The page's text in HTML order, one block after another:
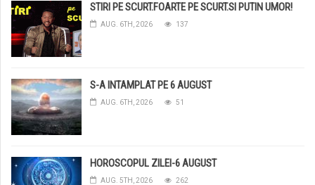
STIRI PE SCURT.FOARTE PE SCURT.SI PUTIN UMOR!
AUG. 6TH, 2026 137
S-A INTAMPLAT PE 6 AUGUST
AUG. 6TH, 2026 51
HOROSCOPUL ZILEI-6 AUGUST
AUG. 5TH, 2026 262